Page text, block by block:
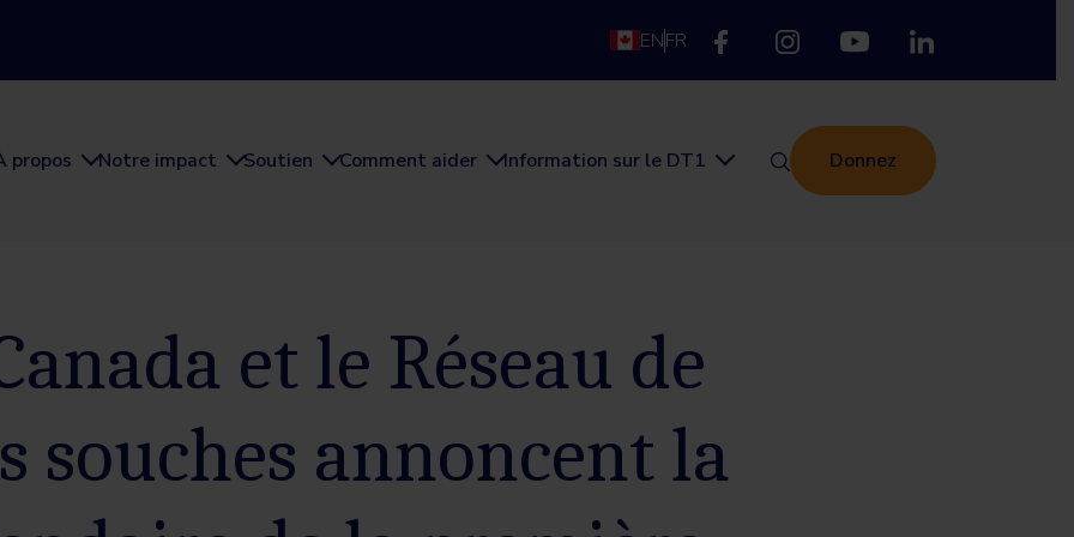
ENFR
propos
Notre impact Soutien Comment aider Information sur le DT1 Donnez
et le Réseau de
souches annoncent la